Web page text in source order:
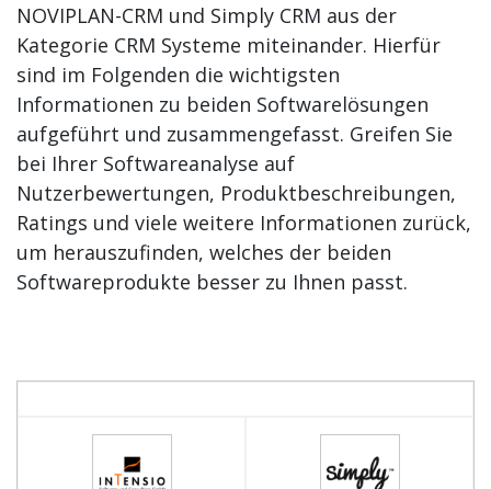
NOVIPLAN-CRM und Simply CRM aus der
Kategorie CRM Systeme miteinander. Hierfür
sind im Folgenden die wichtigsten
Informationen zu beiden Softwarelösungen
aufgeführt und zusammengefasst. Greifen Sie
bei Ihrer Softwareanalyse auf
Nutzerbewertungen, Produktbeschreibungen,
Ratings und viele weitere Informationen zurück,
um herauszufinden, welches der beiden
Softwareprodukte besser zu Ihnen passt.